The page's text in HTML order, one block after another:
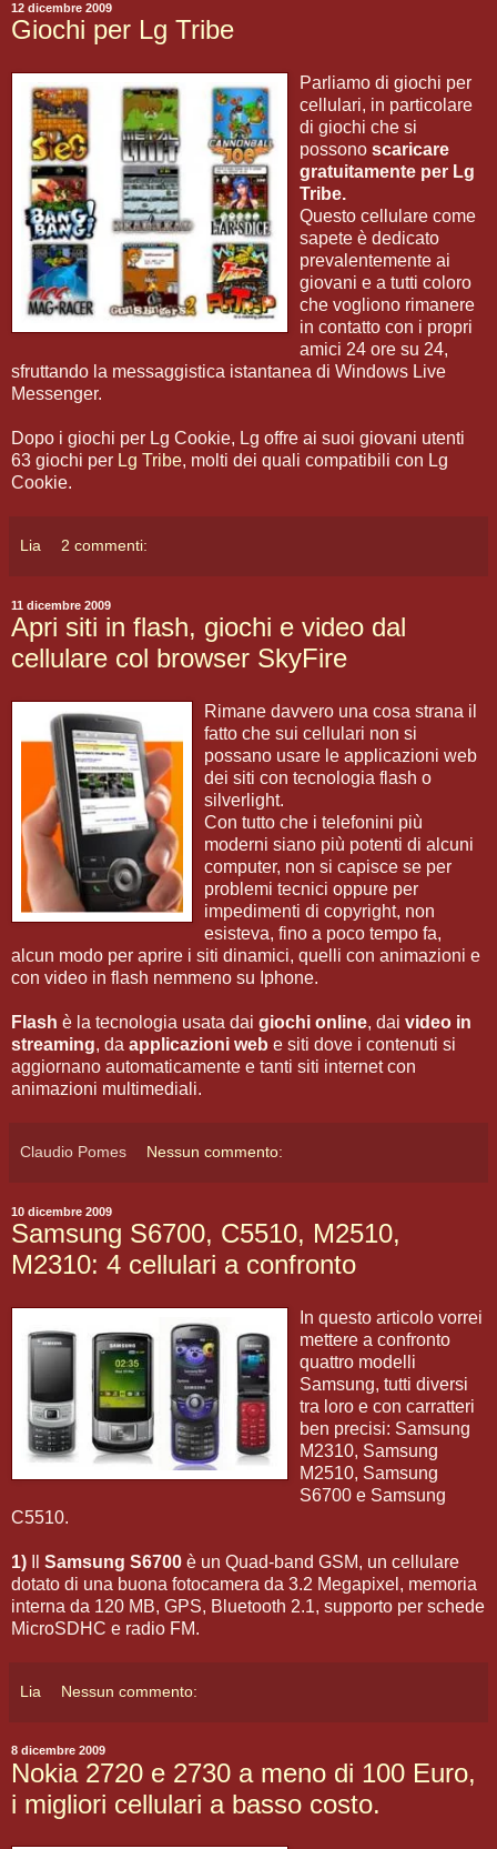
12 dicembre 2009
Giochi per Lg Tribe
Parliamo di giochi per
cellulari, in particolare
di giochi che si
possono scaricare
gratuitamente per Lg
Tribe.
Questo cellulare come
sapete è dedicato
prevalentemente ai
giovani e a tutti coloro
che vogliono rimanere
in contatto con i propri
amici 24 ore su 24,
sfruttando la messaggistica istantanea di Windows Live
Messenger.
Dopo i giochi per Lg Cookie, Lg offre ai suoi giovani utenti
63 giochi per Lg Tribe, molti dei quali compatibili con Lg
Cookie.
Lia 2 commenti:
11 dicembre 2009
Apri siti in flash, giochi e video dal
cellulare col browser SkyFire
Rimane davvero una cosa strana il
fatto che sui cellulari non si
possano usare le applicazioni web
dei siti con tecnologia flash o
silverlight.
Con tutto che i telefonini più
moderni siano più potenti di alcuni
computer, non si capisce se per
problemi tecnici oppure per
impedimenti di copyright, non
esisteva, fino a poco tempo fa,
alcun modo per aprire i siti dinamici, quelli con animazioni e
con video in flash nemmeno su Iphone.
Flash è la tecnologia usata dai giochi online, dai video in
streaming, da applicazioni web e siti dove i contenuti si
aggiornano automaticamente e tanti siti internet con
animazioni multimediali.
Claudio Pomes Nessun commento:
10 dicembre 2009
Samsung S6700, C5510, M2510,
M2310: 4 cellulari a confronto
In questo articolo vorrei
mettere a confronto
quattro modelli
Samsung, tutti diversi
tra loro e con carratteri
ben precisi: Samsung
M2310, Samsung
M2510, Samsung
S6700 e Samsung
C5510.
1) Samsung S6700 è un Quad-band GSM, un cellulare
dotato di una buona fotocamera da 3.2 Megapixel, memoria
interna da 120 MB, GPS, Bluetooth 2.1, supporto per schede
MicroSDHC e radio FM.
Lia Nessun commento:
8 dicembre 2009
Nokia 2720 e 2730 a meno di 100 Euro,
i migliori cellulari a basso costo.